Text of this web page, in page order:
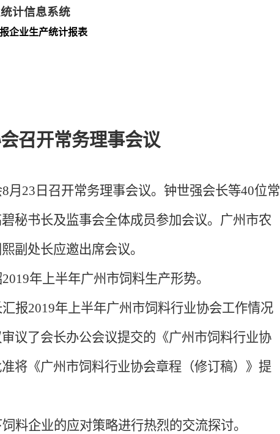
计信息系统
企业生产统计报表
召开常务理事会议
8月 23 日召开常务理事会议。钟世强会长等40位常
秘书长及监事会全体成员参加会议。广州市农
副处长应邀出席会议。
2019年上半年广州市饲料生产形势。
报2019年上半年广州市饲料行业协会工作情况
议了会长办公会议提交的《广州市饲料行业协
将《广州市饲料行业协会章程（修订稿）》提
料企业的应对策略进行热烈的交流探讨。